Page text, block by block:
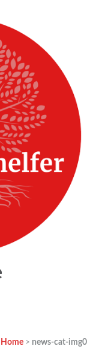
Home > news-cat-img0